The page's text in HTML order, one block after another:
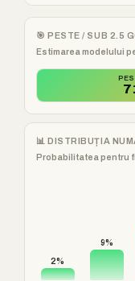
🎯 PESTE / SUB 2.5
Estimarea modelului
📊 DISTRIBUȚIA
Probabilitatea pentru
2%
9%